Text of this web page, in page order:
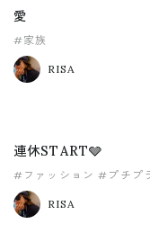
愛
#家族
RISA
連休START🩶
#ファッション #プチプ
#ママファッション
RISA